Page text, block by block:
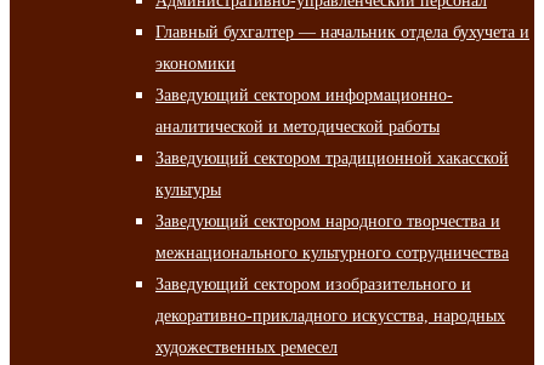
Главный бухгалтер — начальник отдела бухучета и
экономики
Заведующий сектором информационно-
аналитической и методической работы
Заведующий сектором традиционной хакасской
культуры
Заведующий сектором народного творчества и
межнационального культурного сотрудничества
Заведующий сектором изобразительного и
декоративно-прикладного искусства, народных
художественных ремесел